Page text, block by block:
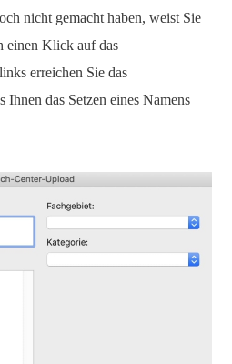
nicht gemacht haben, weist Sie
einen Klick auf das
erreichen Sie das
Ihnen das Setzen eines Namens